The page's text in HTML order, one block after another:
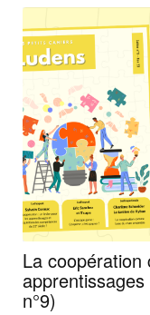
La
n°9)